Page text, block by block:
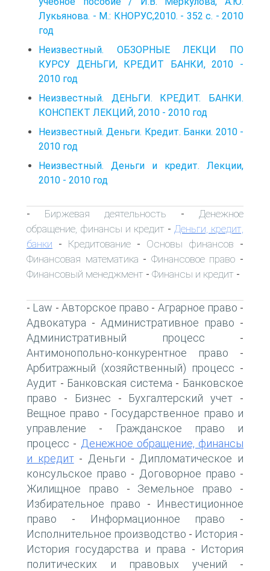
Лукьянова. - М.: КНОРУС,2010. - 352 с. - 2010
год
Неизвестный. ОБЗОРНЫЕ ЛЕКЦИ ПО
КУРСУ ДЕНЬГИ, КРЕДИТ БАНКИ, 2010 -
2010 год
Неизвестный. ДЕНЬГИ. КРЕДИТ. БАНКИ.
КОНСПЕКТ ЛЕКЦИЙ, 2010 - 2010 год
Неизвестный. Деньги. Кредит. Банки. 2010 -
2010 год
Неизвестный. Деньги и кредит. Лекции,
2010 - 2010 год
- Биржевая деятельность - Денежное
обращение, финансы и кредит - Деньги, кредит,
банки - Кредитование - Основы финансов -
Финансовая математика - Финансовое право -
Финансовый менеджмент - Финансы и кредит -
- Law - Авторское право - Аграрное право -
Адвокатура - Административное право -
Административный процесс -
Антимонопольно-конкурентное право -
Арбитражный (хозяйственный) процесс -
Аудит - Банковская система - Банковское
право - Бизнес - Бухгалтерский учет -
Вещное право - Государственное право и
управление -
Гражданское право и
процесс - Денежное обращение, финансы
и кредит- Деньги - Дипломатическое и
консульское право - Договорное право -
Жилищное право - Земельное право -
Избирательное право -
Инвестиционное
право - Информационное право -
Исполнительное производство - История -
История государства и права -
История
политических и правовых учений -